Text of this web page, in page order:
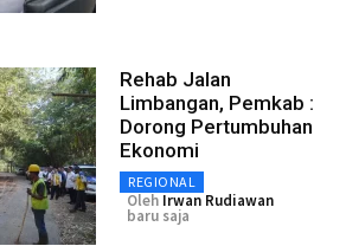
Rehab Jalan
Limbangan, Pemkab :
Dorong Pertumbuhan
Ekonomi
REGIONAL
Oleh Irwan Rudiawan
baru saja